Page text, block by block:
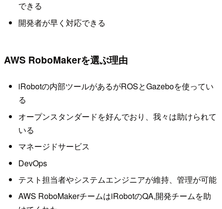
できる
開発者が早く対応できる
AWS RoboMakerを選ぶ理由
iRobotの内部ツールがあるがROSとGazeboを使ってい
る
オープンスタンダードを好んでおり、我々は助けられて
いる
マネージドサービス
DevOps
テスト担当者やシステムエンジニアが維持、管理が可能
AWS RoboMakerチームはiRobotのQA,開発チームを助